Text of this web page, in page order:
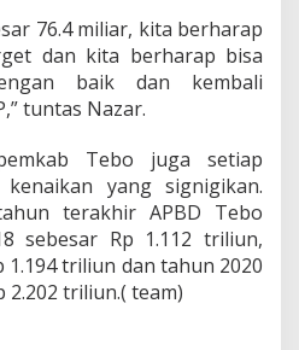
76.4 miliar, kita berharap
dan kita berharap bisa
baik dan kembali
tuntas Nazar.
Tebo juga setiap
yang signigikan.
terakhir APBD Tebo
sebesar Rp 1.112 triliun,
1.194 triliun dan tahun 2020
2.202 triliun.( team)